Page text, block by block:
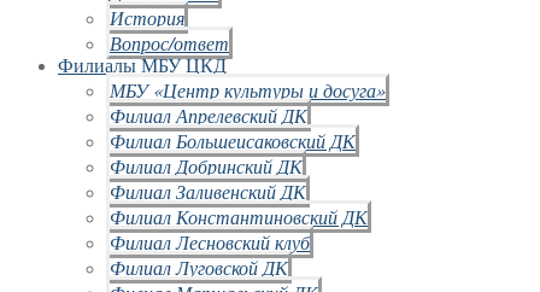
История
Вопрос/ответ
Филиалы МБУ ЦКД
МБУ «Центр культуры и досуга»
Филиал Апрелевский ДК
Филиал Большеисаковский ДК
Филиал Добринский ДК
Филиал Заливенский ДК
Филиал Константиновский ДК
Филиал Лесновский клуб
Филиал Луговской ДК